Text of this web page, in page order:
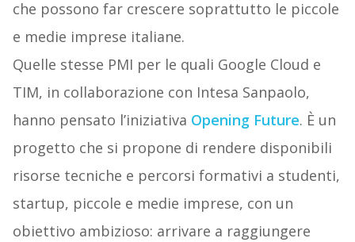
che possono far crescere soprattutto le piccole
e medie imprese italiane.
Quelle stesse PMI per le quali Google Cloud e
TIM, in collaborazione con Intesa Sanpaolo,
hanno pensato l’iniziativa Opening Future. È un
progetto che si propone di rendere disponibili
risorse tecniche e percorsi formativi a studenti,
startup, piccole e medie imprese, con un
obiettivo ambizioso: arrivare a raggiungere